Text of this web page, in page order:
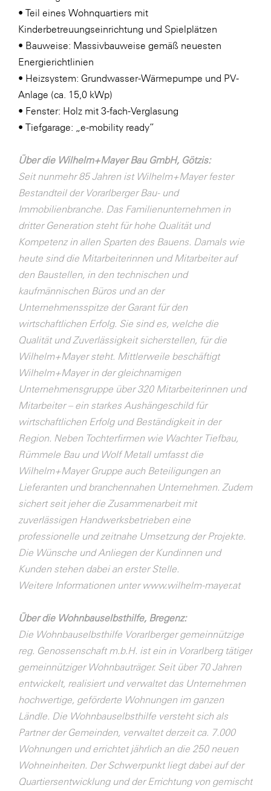
• Teil eines Wohnquartiers mit
Kinderbetreuungseinrichtung und Spielplätzen
• Bauweise: Massivbauweise gemäß neuesten
Energierichtlinien
• Heizsystem: Grundwasser-Wärmepumpe und PV-
Anlage (ca. 15,0 kWp)
• Fenster: Holz mit 3-fach-Verglasung
• Tiefgarage: „e-mobility ready”
Über die Wilhelm+Mayer Bau GmbH, Götzis:
Seit nunmehr 85 Jahren ist Wilhelm+Mayer fester
Bestandteil der Vorarlberger Bau- und
Immobilienbranche. Das Familienunternehmen in
dritter Generation steht für hohe Qualität und
Kompetenz in allen Sparten des Bauens. Damals wie
heute sind die Mitarbeiterinnen und Mitarbeiter auf
den Baustellen, in den technischen und
kaufmännischen Büros und an der
Unternehmensspitze der Garant für den
wirtschaftlichen Erfolg. Sie sind es, welche die
Qualität und Zuverlässigkeit sicherstellen, für die
Wilhelm+Mayer steht. Mittlerweile beschäftigt
Wilhelm+Mayer in der gleichnamigen
Unternehmensgruppe über 320 Mitarbeiterinnen und
Mitarbeiter – ein starkes Aushängeschild für
wirtschaftlichen Erfolg und Beständigkeit in der
Region. Neben Tochterfirmen wie Wachter Tiefbau,
Rümmele Bau und Wolf Metall umfasst die
Wilhelm+Mayer Gruppe auch Beteiligungen an
Lieferanten und branchennahen Unternehmen. Zudem
sichert seit jeher die Zusammenarbeit mit
zuverlässigen Handwerksbetrieben eine
professionelle und zeitnahe Umsetzung der Projekte.
Die Wünsche und Anliegen der Kundinnen und
Kunden stehen dabei an erster Stelle.
Weitere Informationen unter www.wilhelm-mayer.at
Über die Wohnbauselbsthilfe, Bregenz:
Die Wohnbauselbsthilfe Vorarlberger gemeinnützige
reg. Genossenschaft m.b.H. ist ein in Vorarlberg tätiger
gemeinnütziger Wohnbauträger. Seit über 70 Jahren
entwickelt, realisiert und verwaltet das Unternehmen
hochwertige, geförderte Wohnungen im ganzen
Ländle. Die Wohnbauselbsthilfe versteht sich als
Partner der Gemeinden, verwaltet derzeit ca. 7.000
Wohnungen und errichtet jährlich an die 250 neuen
Wohneinheiten. Der Schwerpunkt liegt dabei auf der
Quartiersentwicklung und der Errichtung von gemischt